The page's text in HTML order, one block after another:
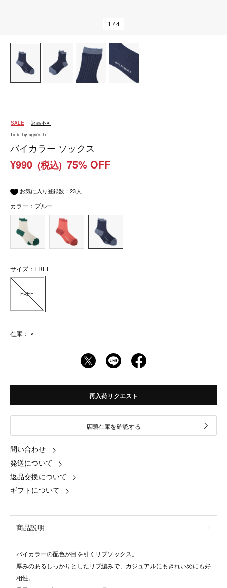
1 / 4
SALE 返品不可
To b. by agnès b.
バイカラー ソックス
¥990 (税込) 75% OFF
お気に入り登録数： 23人
カラー：ブルー
サイズ：FREE
FREE
在庫： ×
再入荷リクエスト
店頭在庫を確認する
問い合わせ
発送について
返品交換について
ギフトについて
商品説明
バイカラーの配色が目を引くリブソックス。
厚みのあるしっかりとしたリブ編みで、カジュアルにもきれいめにも好
相性。